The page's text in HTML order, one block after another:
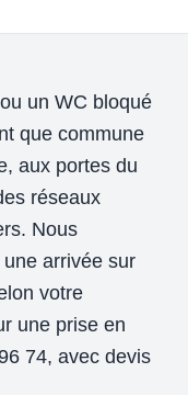
un WC bloqué
que commune
aux portes du
réseaux
Nous
arrivée sur
votre
une prise en
74, avec devis